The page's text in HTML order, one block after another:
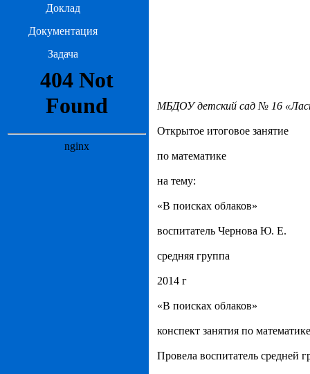
Доклад
Документация
Задача
МБДОУ детский сад № 16
Открытое итоговое занятие
по математике
на тему:
«В поисках облаков»
воспитатель Чернова Ю. Е.
средняя группа
2014 г
«В поисках облаков»
конспект занятия по
Провела воспитатель